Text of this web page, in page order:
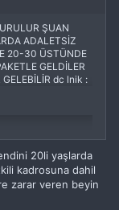
ŞUAN
ADALETSİZ
20-30 ÜSTÜNDE
GELDİLER
dc lnik :
20li yaşlarda
kadrosuna dahil
zarar veren beyin